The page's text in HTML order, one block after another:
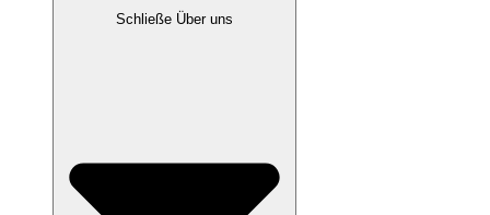
Schließe Über uns